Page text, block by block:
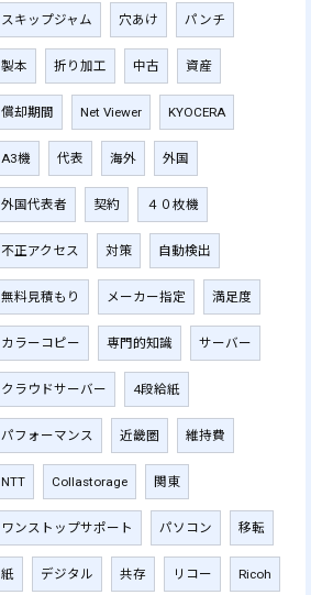
スキップジャム 穴あけ パンチ
製本 折り加工 中古 資産
償却期間 Net Viewer KYOCERA
A3機 代表 海外 外国
外国代表者 契約 ４０枚機
不正アクセス 対策 自動検出
無料見積もり メーカー指定 満足度
カラーコピー 専門的知識 サーバー
クラウドサーバー 4段給紙
パフォーマンス 近畿圏 維持費
NTT Collastorage 関東
ワンストップサポート パソコン 移転
紙 デジタル 共存 リコー Ricoh